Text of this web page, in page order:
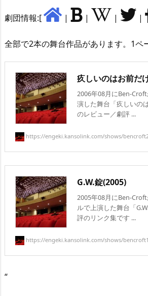
劇団情報:[ | | | |
全部で2本の舞台作品があります。1ペ
疚しいのはお前だ
2006年08月にBen-
演した舞台「疚しいの
のレビュー／劇評 ...
https://engeki.kansolink.com/shows/
G.W.錠(2005)
2005年08月にBen-
ルで上演した舞台「
評のリンク集です ...
https://engeki.kansolink.com/shows/
“